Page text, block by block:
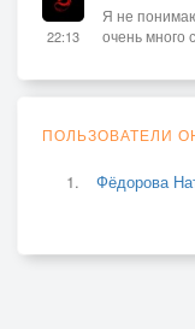
22:13
Я не
очень много
ПОЛЬЗОВАТЕЛИ
Фёдорова